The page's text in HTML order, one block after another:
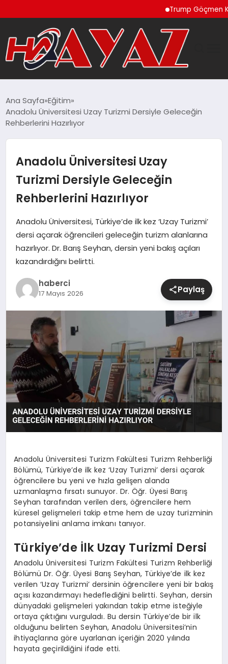
Trump Göçmen
DÜNYA
MAGAZIN
SAĞLIK
SIYASET
SPOR
YAŞAM
Ana Sayfa Eğitim
Anadolu Üniversitesi Uzay Turizmi Dersiyle Geleceğin
Rehberlerini Hazırlıyor
Anadolu Üniversitesi Uzay
Turizmi Dersiyle Geleceğin
Rehberlerini Hazırlıyor
Anadolu Üniversitesi, Türkiye’de ilk kez ‘Uzay Turizmi’
dersi açarak öğrencileri geleceğin turizm alanlarına
hazırlıyor. Dr. Barış Seyhan, dersin yeni bakış açıları
kazandırdığını belirtti.
haberci
17 Mayıs 2026 Paylaş
Anadolu Üniversitesi Turizm Fakültesi Turizm Rehberliği
Bölümü, Türkiye’de ilk kez ‘Uzay Turizmi’ dersi açarak
öğrencilere bu yeni ve hızla gelişen alanda
uzmanlaşma fırsatı sunuyor. Dr. Öğr. Üyesi Barış
Seyhan tarafından verilen ders, öğrencilere hem
küresel gelişmeleri takip etme hem de uzay turizminin
potansiyelini anlama imkanı tanıyor.
Türkiye’de İlk Uzay Turizmi Dersi
Anadolu Üniversitesi Turizm Fakültesi Turizm Rehberliği
Bölümü Dr. Öğr. Üyesi Barış Seyhan, Türkiye’de ilk kez
verilen ‘Uzay Turizmi’ dersinin öğrencilere yeni bir bakış
açısı kazandırmayı hedeflediğini belirtti. Seyhan, dersin
dünyadaki gelişmeleri yakından takip etme isteğiyle
ortaya çıktığını vurguladı. Bu dersin Türkiye’de bir ilk
olduğunu belirten Seyhan, Anadolu Üniversitesi’nin
ihtiyaçlarına göre uyarlanan içeriğin 2020 yılında
hayata geçirildiğini ifade etti.